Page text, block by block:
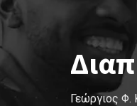
Γεώργιος Φ.